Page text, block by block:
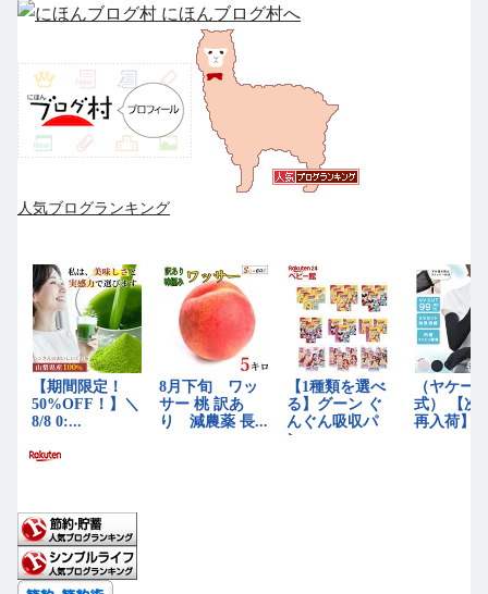
人気ブログランキング